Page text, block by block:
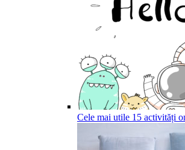
Cele mai utile 15 activități